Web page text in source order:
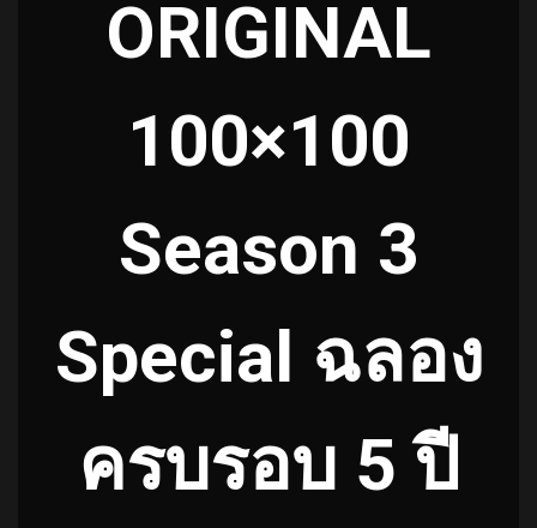
ORIGINAL
100×100
Season 3
Special ฉลอง
ครบรอบ 5 ปี